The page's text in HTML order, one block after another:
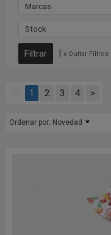
Marcas
Stock
| x Quitar Filtros
1 2 3 4 >
Ordenar por: Novedad